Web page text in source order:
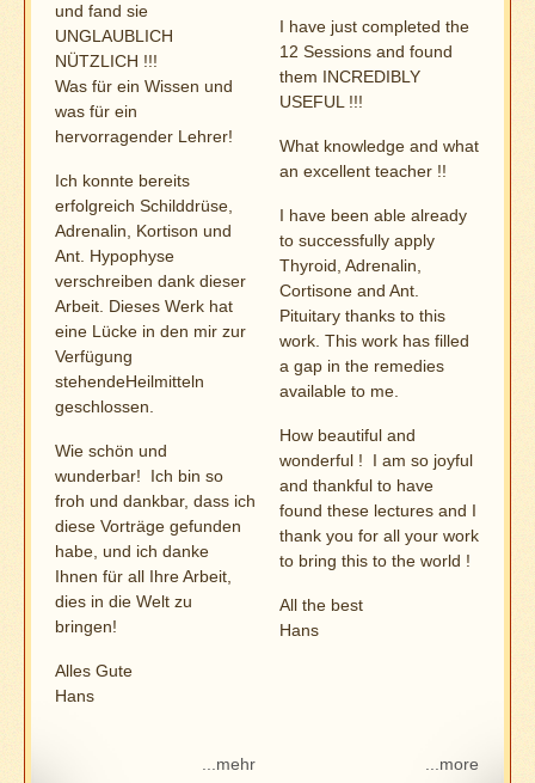
und fand sie
UNGLAUBLICH
NÜTZLICH !!!
Was für ein Wissen und
was für ein
hervorragender Lehrer!
Ich konnte bereits
erfolgreich Schilddrüse,
Adrenalin, Kortison und
Ant. Hypophyse
verschreiben dank dieser
Arbeit. Dieses Werk hat
eine Lücke in den mir zur
Verfügung
stehendeHeilmitteln
geschlossen.
Wie schön und
wunderbar! Ich bin so
froh und dankbar, dass ich
diese Vorträge gefunden
habe, und ich danke
Ihnen für all Ihre Arbeit,
dies in die Welt zu
bringen!
Alles Gute
Hans
I have just completed the
12 Sessions and found
them INCREDIBLY
USEFUL !!!
What knowledge and what
an excellent teacher !!
I have been able already
to successfully apply
Thyroid, Adrenalin,
Cortisone and Ant.
Pituitary thanks to this
work. This work has filled
a gap in the remedies
available to me.
How beautiful and
wonderful ! I am so joyful
and thankful to have
found these lectures and I
thank you for all your work
to bring this to the world !
All the best
Hans
...mehr ...more